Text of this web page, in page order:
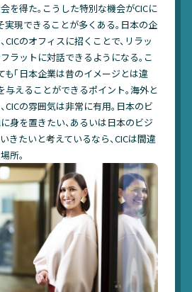
を得た。こうした特別な機会がCICに
実現できることが多くある。日本の企
CICのオフィスに招くことで、リラッ
ラットに対話できるようになる。こ
も「日本企業は昔のイメージとは違
与えることができるポイント。海外と
CICの雰囲気は非常に有用。日本のビ
身を置きたい、あるいは日本のビジ
きたいと考えているなら、CICは間違
所。